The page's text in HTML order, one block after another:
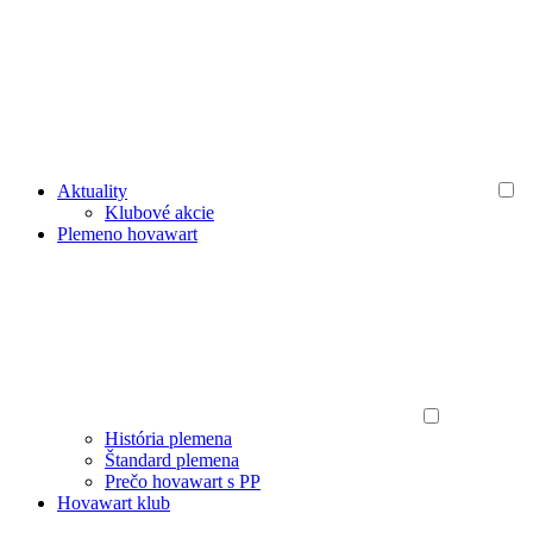
Aktuality
Klubové akcie
Plemeno hovawart
História plemena
Štandard plemena
Prečo hovawart s PP
Hovawart klub